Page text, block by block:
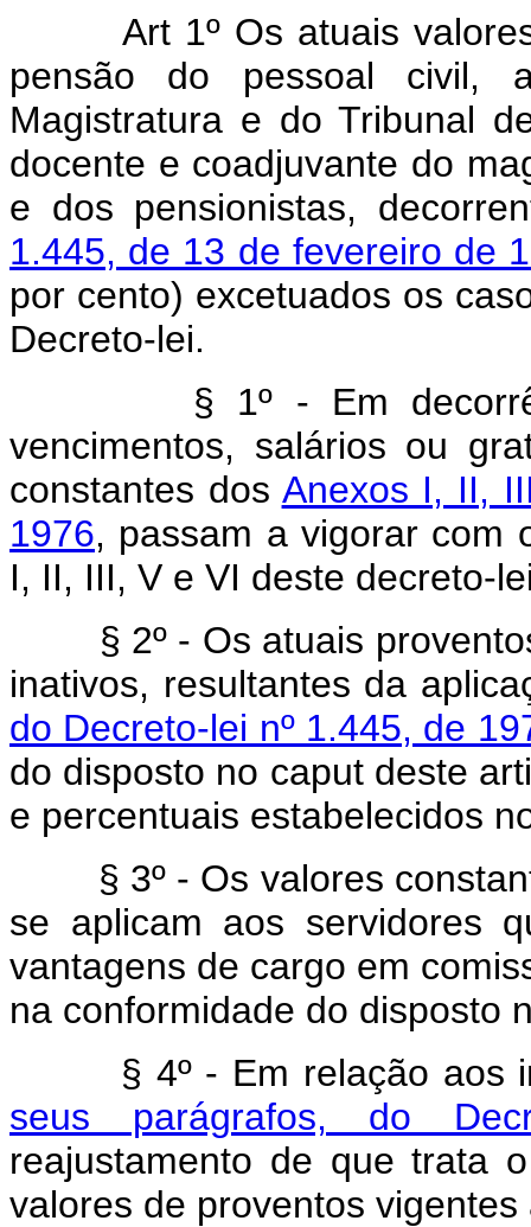
Art 1º Os atuais valores
pensão do pessoal civil,
Magistratura e do Tribunal
docente e coadjuvante do
e dos pensionistas,
1.445, de 13 de fevereiro de
por cento) excetuados os
Decreto-lei.
§ 1º - Em
vencimentos, salários ou
constantes dos Anexos I, II,
1976, passam a vigorar com
I, II, III, V e VI deste decreto-
§ 2º - Os atuais proventos
inativos, resultantes da
do Decreto-lei nº 1.445, de
do disposto no caput deste
e percentuais estabelecidos
§ 3º - Os valores
se aplicam aos servidores
vantagens de cargo em
na conformidade do disposto
§ 4º - Em relação aos
seus parágrafos, do
reajustamento de que trata
valores de proventos